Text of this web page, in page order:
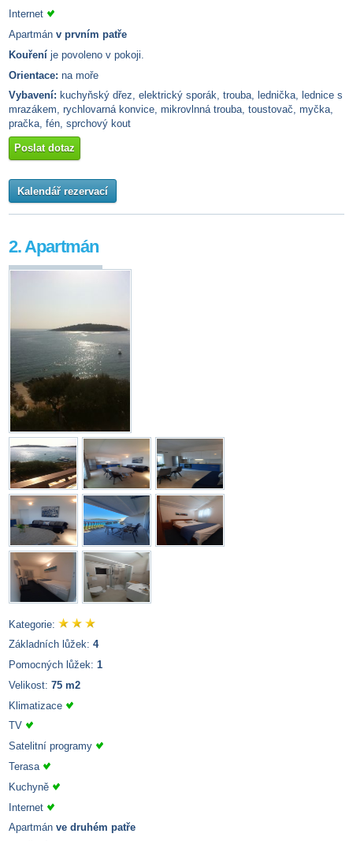
Internet
Apartmán v prvním patře
Kouření je povoleno v pokoji.
Orientace: na moře
Vybavení: kuchyňský dřez, elektrický sporák, trouba, lednička, lednice s
mrazákem, rychlovarná konvice, mikrovlnná trouba, toustovač, myčka,
pračka, fén, sprchový kout
Poslat dotaz
Kalendář rezervací
2. Apartmán
Kategorie:
Základních lůžek: 4
Pomocných lůžek: 1
Velikost: 75 m2
Klimatizace
TV
Satelitní programy
Terasa
Kuchyně
Internet
Apartmán ve druhém patře